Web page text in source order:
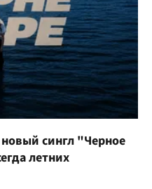
сингл "Черное
летних